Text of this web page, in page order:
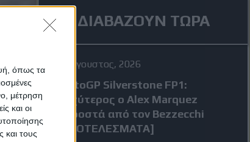
όπως τα
μέτρηση
και οι
και τους
ΔΙΑΒΑΖΟΥΝ ΤΩΡΑ
7 Αύγουστος, 2026
MotoGP Silverstone FP1:
Ταχύτερος ο Alex Marquez
μπροστά από τον Bezzecchi
[ΑΠΟΤΕΛΕΣΜΑΤΑ]